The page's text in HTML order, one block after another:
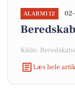
ALARM112
Kilde:
Læs hele